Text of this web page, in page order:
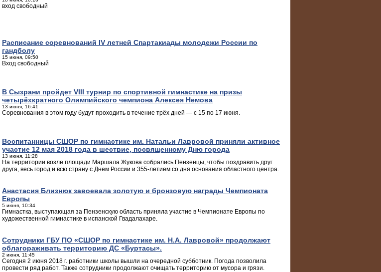
вход свободный
Расписание соревнований IV летней Спартакиады молодежи России по
гандболу
15 июня, 09:50
Вход свободный
В Сызрани пройдет VIII турнир по спортивной гимнастике на призы
четырёхкратного Олимпийского чемпиона Алексея Немова
13 июня, 16:41
Соревнования в этом году будут проходить в течение трёх дней — с 15 по 17 июня.
Воспитанницы СШОР по гимнастике им. Натальи Лавровой приняли активное
участие 12 мая 2018 года в шествие, посвященному Дню города
13 июня, 11:28
На территории возле площади Маршала Жукова собрались Пензенцы, чтобы поздравить друг
друга, весь город и всю страну с Днем России и 355-летием со дня основания областного центра.
Анастасия Близнюк завоевала золотую и бронзовую награды Чемпионата
Европы
5 июня, 10:34
Гимнастка, выступающая за Пензенскую область приняла участие в Чемпионате Европы по
художественной гимнастике в испанской Гвадалахаре.
Сотрудники ГБУ ПО «СШОР по гимнастике им. Н.А. Лавровой» продолжают
облагораживать территорию ДС «Буртасы».
2 июня, 11:45
Сегодня 2 июня 2018 г. работники школы вышли на очередной субботник. Погода позволила
провести ряд работ. Также сотрудники продолжают очищать территорию от мусора и грязи.